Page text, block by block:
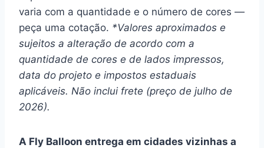
varia com a quantidade e o número de cores —
peça uma cotação. *Valores aproximados e
sujeitos a alteração de acordo com a
quantidade de cores e de lados impressos,
data do projeto e impostos estaduais
aplicáveis. Não inclui frete (preço de julho de
2026).
A Fly Balloon entrega em cidades vizinhas a